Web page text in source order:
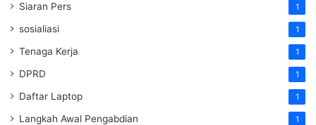
Siaran Pers 1
sosialiasi 1
Tenaga Kerja 1
DPRD 1
Daftar Laptop 1
Langkah Awal Pengabdian 1